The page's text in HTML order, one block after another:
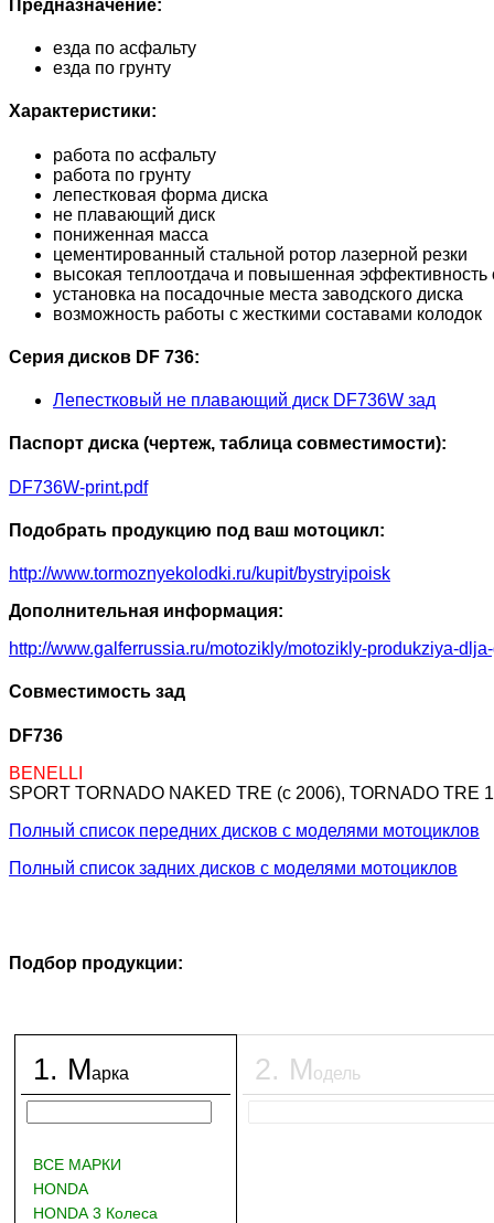
Предназначение:
езда по асфальту
езда по грунту
Характеристики:
работа по асфальту
работа по грунту
лепестковая форма диска
не плавающий диск
пониженная масса
цементированный стальной ротор лазерной резки
высокая теплоотдача и повышенная эффективность
установка на посадочные места заводского диска
возможность работы с жесткими составами колодок
Серия дисков DF 736:
Лепестковый не плавающий диск DF736W зад
Паспорт диска (чертеж, таблица совместимости):
DF736W-print.pdf
Подобрать продукцию под ваш мотоцикл:
http://www.tormoznyekolodki.ru/kupit/bystryipoisk
Дополнительная информация:
http://www.galferrussia.ru/motozikly/motozikly-produkziya-
Совместимость зад
DF736
BENELLI
SPORT TORNADO NAKED TRE (c 2006), TORNADO TRE
Полный список передних дисков с моделями мотоциклов
Полный список задних дисков с моделями мотоциклов
Подбор продукции:
1. Марка
ВСЕ МАРКИ
HONDA
HONDA 3 Колеса
2. Модель